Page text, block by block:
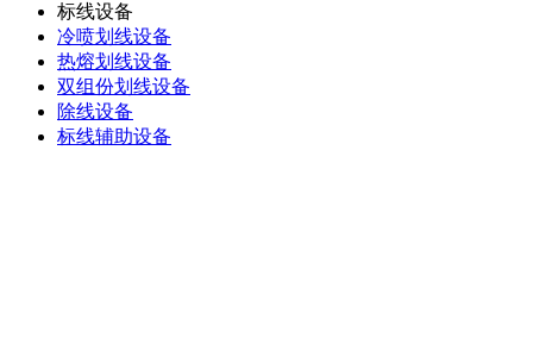
标线设备
冷喷划线设备
热熔划线设备
双组份划线设备
除线设备
标线辅助设备